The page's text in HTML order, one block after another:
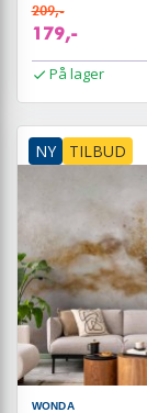
209,-
179,-
På lager
NY TILBUD
WONDA